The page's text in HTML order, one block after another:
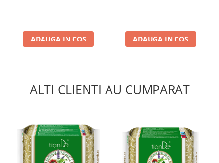
ADAUGA IN COS ADAUGA IN COS
ALTI CLIENTI AU CUMPARAT